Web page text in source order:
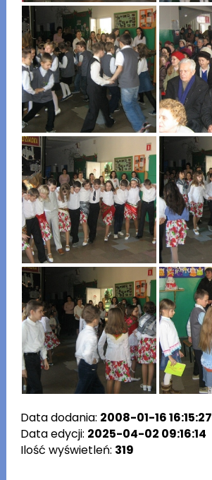
Data dodania: 2008-01-16 16:15:27
Data edycji: 2025-04-02 09:16:14
Ilość wyświetleń: 319